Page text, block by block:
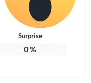
Surprise
0%